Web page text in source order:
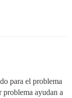
para el problema
ayudan a